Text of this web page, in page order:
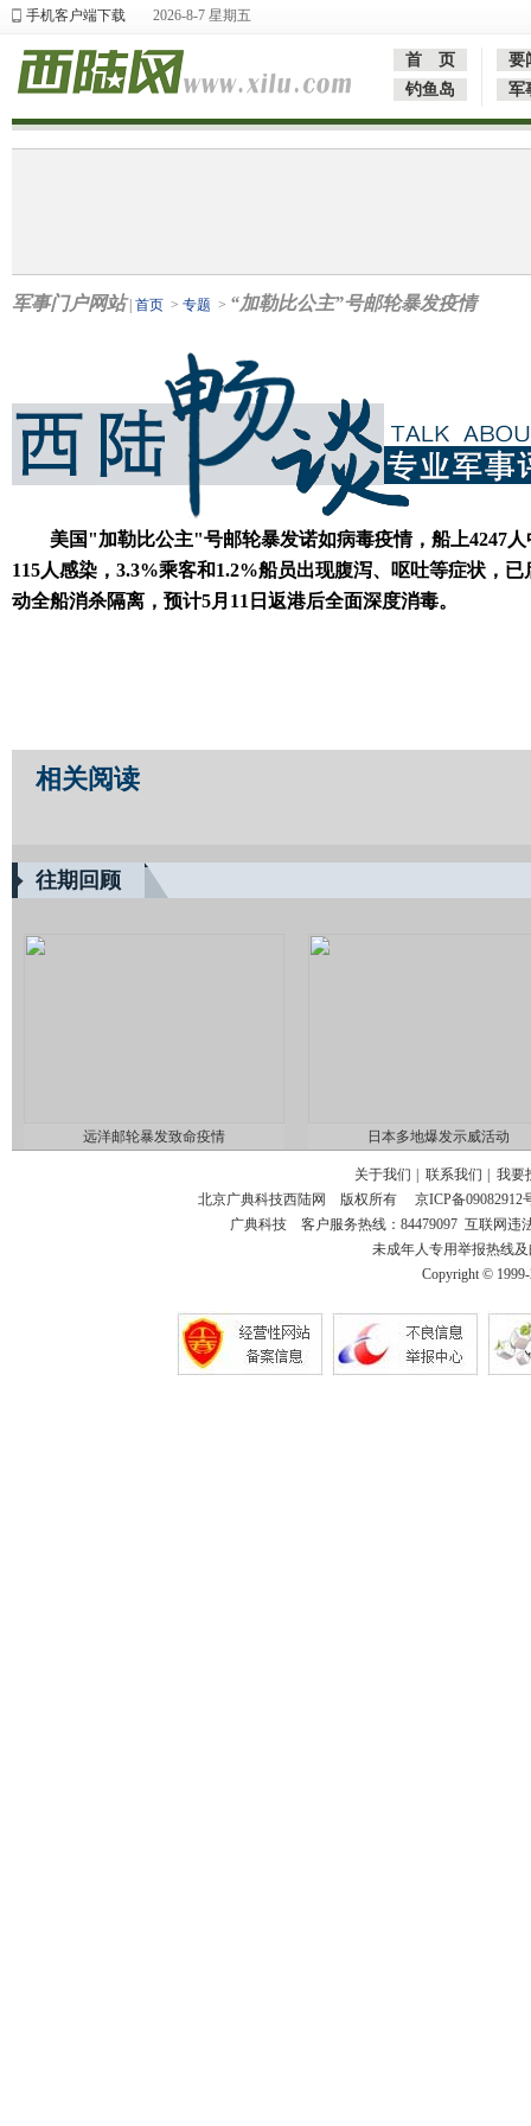
手机客户端下载 2026-8-7 星期五
首 页
钓鱼岛
要
军
军事门户网站| 首页 > 专题 > “加勒比公主”号邮轮暴发疫情
美国"加勒比公主"号邮轮暴发诺如病毒疫情，船上4247人
115人感染，3.3%乘客和1.2%船员出现腹泻、呕吐等症状，已
动全船消杀隔离，预计5月11日返港后全面深度消毒。
相关阅读
往期回顾
远洋邮轮暴发致命疫情 日本多地爆发示威活动
关于我们 联系我们
我要
北京广典科技西陆网 版权所有
京ICP备09082912
广典科技 客户服务热线：84479097 互联网违
未成年人专用举报热线
Copyright ©